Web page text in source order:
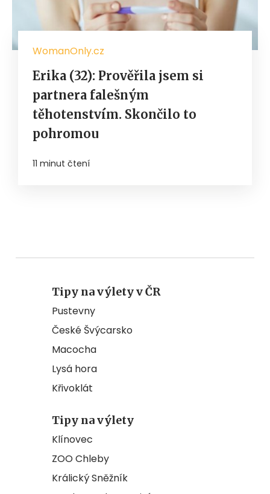
WomanOnly.cz
Erika (32): Prověřila jsem si
partnera falešným
těhotenstvím. Skončilo to
pohromou
11 minut čtení
Tipy na výlety v ČR
Pustevny
České Švýcarsko
Macocha
Lysá hora
Křivoklát
Tipy na výlety
Klínovec
ZOO Chleby
Králický Sněžník